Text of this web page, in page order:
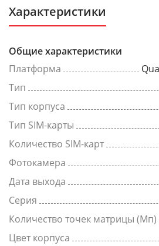
Характеристики
Общие характеристики
Платформа
Тип
Тип корпуса
Тип SIM-карты
Количество SIM-карт
Фотокамера
Дата выхода
Серия
Количество точек матрицы (Мп)
Цвет корпуса